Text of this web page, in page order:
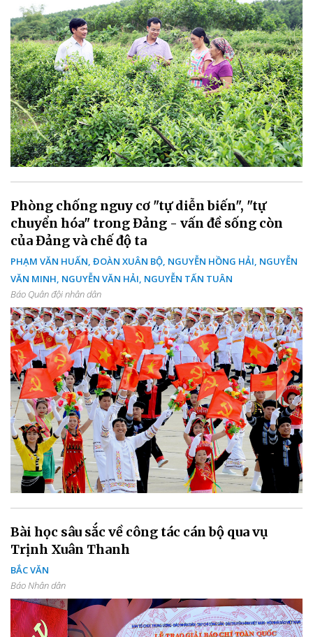
Phòng chống nguy cơ "tự diễn biến", "tự
chuyển hóa" trong Đảng - vấn đề sống còn
của Đảng và chế độ ta
PHẠM VĂN HUẤN, ĐOÀN XUÂN BỘ, NGUYỄN HỒNG HẢI, NGUYỄN
VĂN MINH, NGUYỄN VĂN HẢI, NGUYỄN TẤN TUÂN
Báo Quân đội nhân dân
Bài học sâu sắc về công tác cán bộ qua vụ
Trịnh Xuân Thanh
BẮC VĂN
Báo Nhân dân